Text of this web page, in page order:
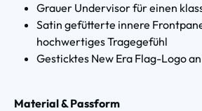
Grauer Undervisor für einen
Satin gefütterte innere
hochwertiges Tragegefühl
Gesticktes New Era Flag-Logo
Material & Passform